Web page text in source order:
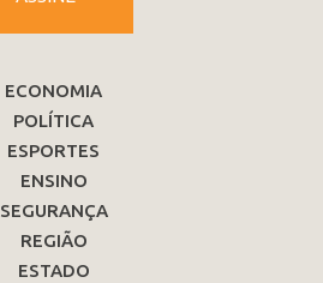
ECONOMIA
POLÍTICA
ESPORTES
ENSINO
SEGURANÇA
REGIÃO
ESTADO